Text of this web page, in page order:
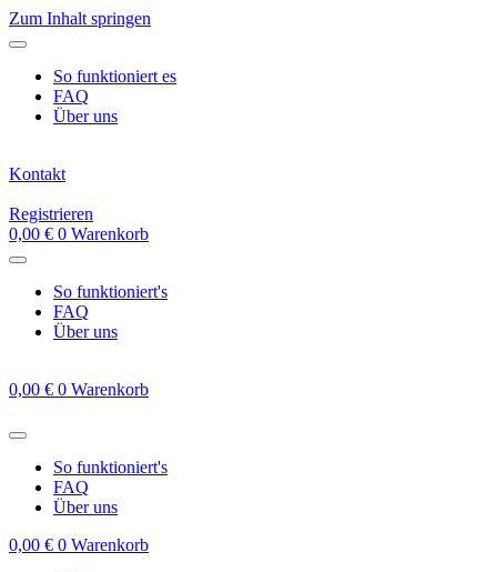
Zum Inhalt springen
So funktioniert es
FAQ
Über uns
Kontakt
Registrieren
0,00 € 0 Warenkorb
So funktioniert's
FAQ
Über uns
0,00 € 0 Warenkorb
So funktioniert's
FAQ
Über uns
0,00 € 0 Warenkorb